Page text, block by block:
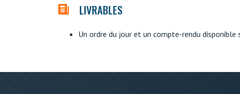
LIVRABLES
Un ordre du jour et un compte-rendu disponible